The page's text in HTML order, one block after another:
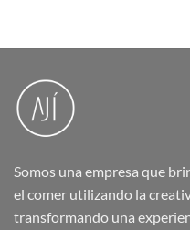
Somos una empresa que
el comer utilizando la
transformando una